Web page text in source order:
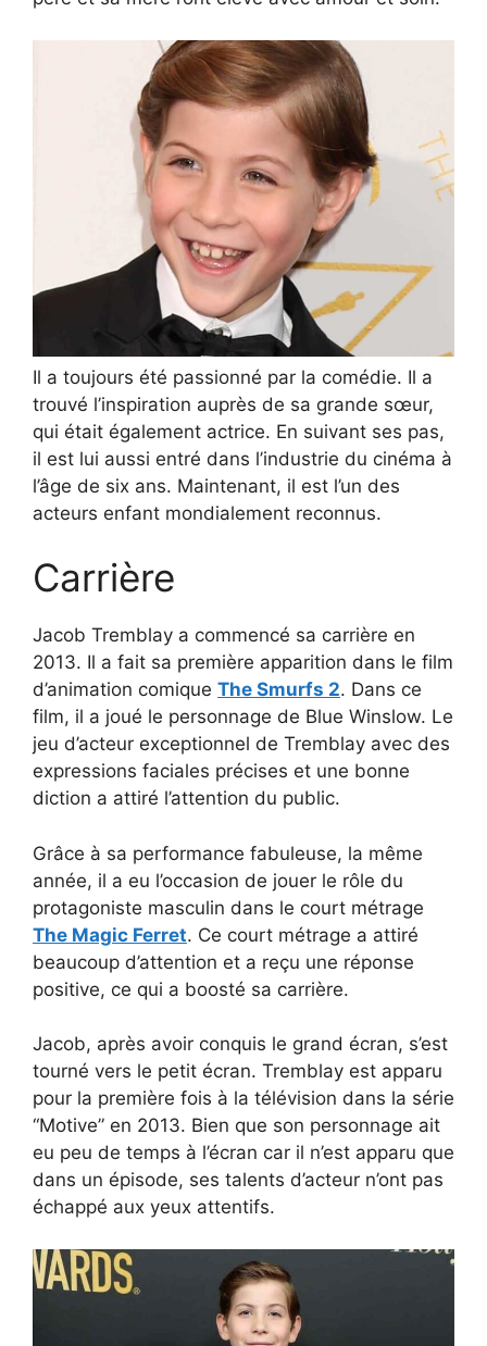
Il a toujours été passionné par la comédie. Il a
trouvé l’inspiration auprès de sa grande sœur,
qui était également actrice. En suivant ses pas,
il est lui aussi entré dans l’industrie du cinéma à
l’âge de six ans. Maintenant, il est l’un des
acteurs enfant mondialement reconnus.
Carrière
Jacob Tremblay a commencé sa carrière en
2013. Il a fait sa première apparition dans le film
d’animation comique The Smurfs 2. Dans ce
film, il a joué le personnage de Blue Winslow. Le
jeu d’acteur exceptionnel de Tremblay avec des
expressions faciales précises et une bonne
diction a attiré l’attention du public.
Grâce à sa performance fabuleuse, la même
année, il a eu l’occasion de jouer le rôle du
protagoniste masculin dans le court métrage
The Magic Ferret. Ce court métrage a attiré
beaucoup d’attention et a reçu une réponse
positive, ce qui a boosté sa carrière.
Jacob, après avoir conquis le grand écran, s’est
tourné vers le petit écran. Tremblay est apparu
pour la première fois à la télévision dans la série
“Motive” en 2013. Bien que son personnage ait
eu peu de temps à l’écran car il n’est apparu que
dans un épisode, ses talents d’acteur n’ont pas
échappé aux yeux attentifs.